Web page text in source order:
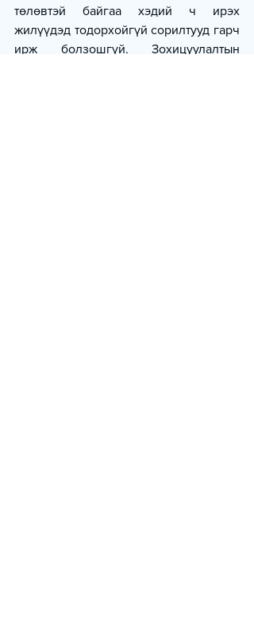
төлөвтэй байгаа хэдий ч ирэх
жилүүдэд тодорхойгүй сорилтууд гарч
ирж болзошгүй. Зохицуулалтын